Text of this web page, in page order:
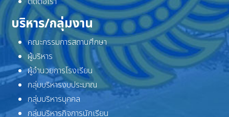
บริหาร/กลุ่มงาน
คณะกรรมการสถานศึกษา
ผู้บริหาร
ผู้อำนวยการโรงเรียน
กลุ่มบริหารงบประมาณ
กลุ่มบริหารบุคคล
กลุ่มบริหารกิจการนักเรียน